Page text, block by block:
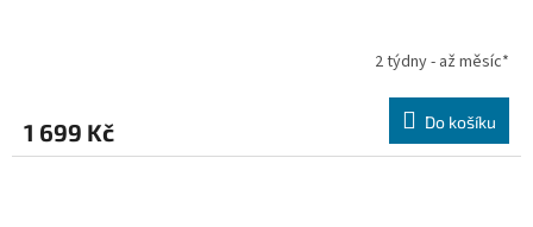
2 týdny - až měsíc*
1 699 Kč Do košíku